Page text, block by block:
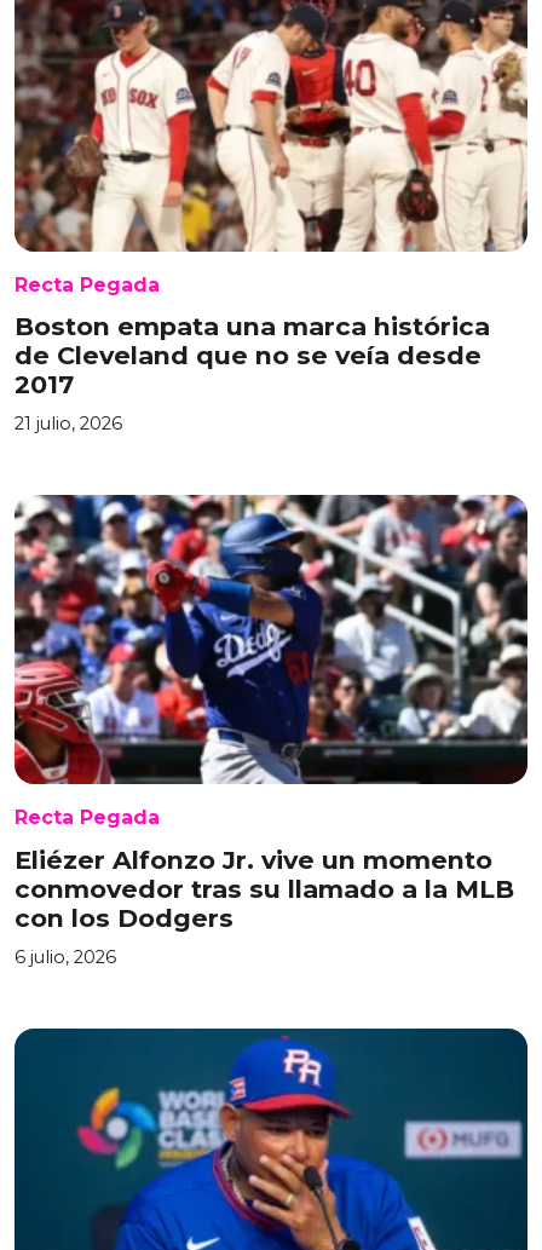
Recta Pegada
Boston empata una marca histórica
de Cleveland que no se veía desde
2017
21 julio, 2026
Recta Pegada
Eliézer Alfonzo Jr. vive un momento
conmovedor tras su llamado a la MLB
con los Dodgers
6 julio, 2026